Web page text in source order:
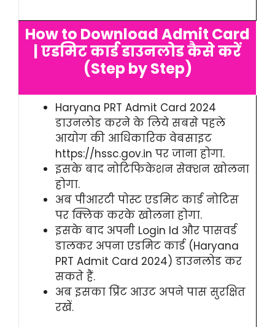
How to Download Admit Card
| एडमिट कार्ड डाउनलोड कैसे करें
(Step by Step)
Haryana PRT Admit Card 2024
डाउनलोड करने के लिये सबसे पहले
आयोग की आधिकारिक वेबसाइट
https://hssc.gov.in पर जाना होगा.
इसके बाद नोटिफिकेशन सेक्शन खोलना
होगा.
अब पीआरटी पोस्ट एडमिट कार्ड नोटिस
पर क्लिक करके खोलना होगा.
इसके बाद अपनी Login Id और पासवर्ड
डालकर अपना एडमिट कार्ड (Haryana
PRT Admit Card 2024) डाउनलोड कर
सकते हैं.
अब इसका प्रिंट आउट अपने पास सुरक्षित
रखें.